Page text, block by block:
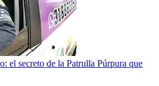
el secreto de la Patrulla Púrpura que